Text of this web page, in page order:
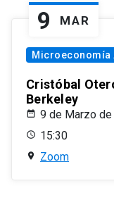
9 MAR
Microeconomía
Cristóbal
Berkeley
9 de Marzo
15:30
Zoom